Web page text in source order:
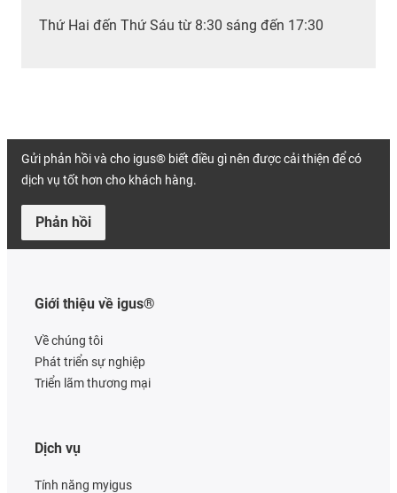
Thứ Hai đến Thứ Sáu từ 8:30 sáng đến 17:30
Gửi phản hồi và cho igus® biết điều gì nên được cải thiện để có
dịch vụ tốt hơn cho khách hàng.
Phản hồi
Giới thiệu về igus®
Về chúng tôi
Phát triển sự nghiệp
Triển lãm thương mại
Dịch vụ
Tính năng myigus